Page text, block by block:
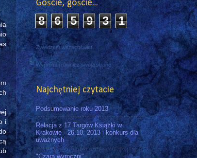
i
Goście, goście...
8 6 5 9 3 1
Zwiedzam wszechświat
Wypromuj również swoją stronę
Najchętniej czytacie
Podsumowanie roku 2013
Relacja z 17 Targów Książki w
Krakowie - 26.10. 2013 i konkurs dla
uważnych
"Czara wyroczni"